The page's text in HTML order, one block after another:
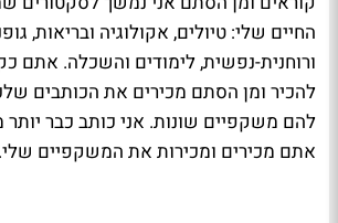
החיים שלי: טיולים, אקולוגיה ובריאות,
ורוחנית-נפשית, לימודים והשכלה. אתם
להכיר ומן הסתם מכירים את הכותבים
להם משקפיים שונות. אני כותב כבר
אתם מכירים ומכירות את המשקפיים שלי.